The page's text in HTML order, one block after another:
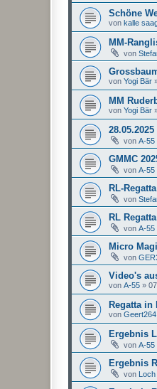
Schöne
von kalle
MM-
von
von Yogi Bär
MM
von Yogi Bär
von A-55
GMMC
von A-55
RL-
von
RL
von A-55
Micro
von
Video's
von A-55 »
Regatta in
von Geert264
Ergebnis
von A-55
Ergebnis
von